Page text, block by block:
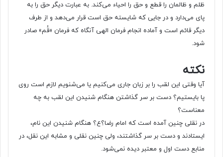
ظلم و ظالمان را قطع و حق را احیاء می‌کند. به عبارت دیگر حق را به
پای می‌دارد و در جایی که شایسته حق است قرار می‌دهد و از طرف
دیگر قائم است و آماده انجام فرمان الهی آنگاه که فرمان «قُم» صادر
شود.
نکته
آیا وقتی این لقب را بر زبان جاری می‌کنیم یا می‌شنویم لازم است روی
پا بایستیم؟ دست بر سر گذاشتن هنگام شنیدن این لقب به چه
معناست؟
در نقلی چنین آمده است که امام رضا؟ع؟ هنگام شنیدن این نام،
ایستادند و دست بر سر گذاشتند، ولی چنین نقلی و مشابه این نقل، در
منابع دست اول و معتبر دیده نمی‌شود.